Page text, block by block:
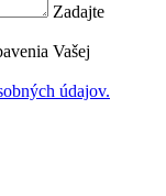
Zadajte
Vašej
údajov.